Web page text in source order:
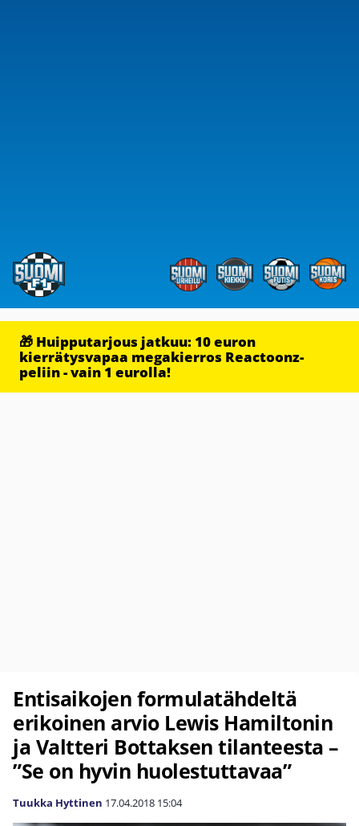
🎁 Huipputarjous jatkuu: 10 euron
kierrätysvapaa megakierros Reactoonz-
peliin - vain 1 eurolla!
Entisaikojen formulatähdeltä
erikoinen arvio Lewis Hamiltonin
ja Valtteri Bottaksen tilanteesta –
”Se on hyvin huolestuttavaa”
Tuukka Hyttinen 17.04.2018 15:04